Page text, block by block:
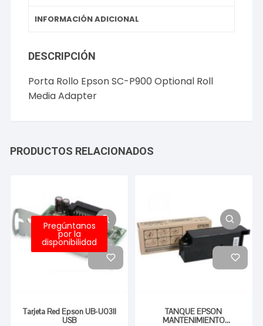
INFORMACIÓN ADICIONAL
DESCRIPCIÓN
Porta Rollo Epson SC-P900 Optional Roll
Media Adapter
PRODUCTOS RELACIONADOS
Pregúntanos
por la
disponibilidad
Tarjeta Red Epson UB-U03II
USB
TANQUE EPSON
MANTENIMIENTO